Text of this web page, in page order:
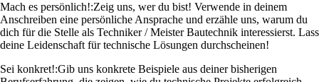
Mach es persönlich!:Zeig uns, wer du bist! Verwende in deinem
Anschreiben eine persönliche Ansprache und erzähle uns, warum du
dich für die Stelle als Techniker / Meister Bautechnik interessierst. Lass
deine Leidenschaft für technische Lösungen durchscheinen!
Sei konkret!:Gib uns konkrete Beispiele aus deiner bisherigen